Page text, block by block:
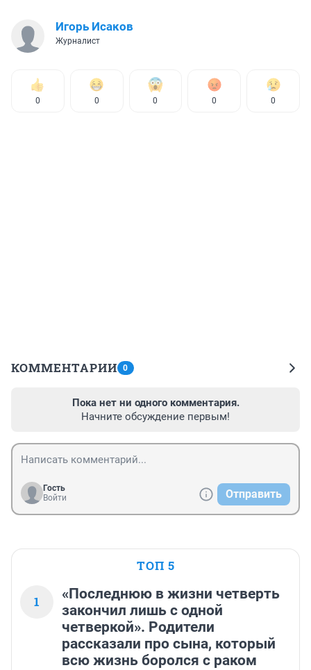
Игорь Исаков
Журналист
0 0 0 0 0
КОММЕНТАРИИ 0
Пока нет ни одного комментария.
Начните обсуждение первым!
Гость
Войти
Отправить
ТОП 5
1
«Последнюю в жизни четверть
закончил лишь с одной
четверкой». Родители
рассказали про сына, который
всю жизнь боролся с раком